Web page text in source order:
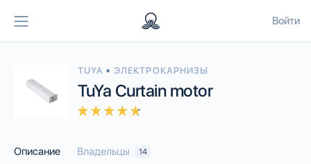
Войти
TUYA • ЭЛЕКТРОКАРНИЗЫ
TuYa Curtain motor
Описание Владельцы 14